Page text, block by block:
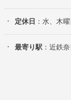
定休日 ：水、木曜
最寄り駅 ：近鉄